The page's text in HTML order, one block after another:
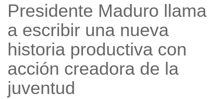
Presidente Maduro llama
a escribir una nueva
historia productiva con
acción creadora de la
juventud